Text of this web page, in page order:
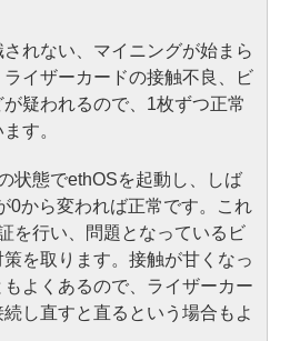
れない、マイニングが始まら
イザーカードの接触不良、ビ
疑われるので、1枚ずつ正常
す。
状態でethOSを起動し、しば
0から変われば正常です。これ
を行い、問題となっているビ
を取ります。接触が甘くなっ
よくあるので、ライザーカー
し直すと直るという場合もよ